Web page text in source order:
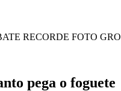
pega o foguete